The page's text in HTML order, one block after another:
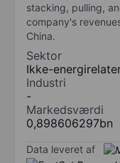
stacking, pulling,
company's
China.
Sektor
Ikke-
Industri
-
Markedsværdi
0,898606297bn
Data leveret af